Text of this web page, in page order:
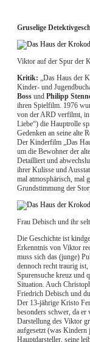
Gruselige
Viktor auf der Spur der
Kritik: „Das Haus der
Kinder- und
Boss und Philipp
ihren Spielfilm. 1976
von der ARD verfilmt,
Liebe“) die Hauptrolle
Gedenken an seine alte
Der Kinderfilm „Das
um die Bewohner der
Detailliert und
ihrer Kulisse und
mal atmosphärisch, mal
Grundstimmung der
Frau Debisch und ihr
Die Geschichte ist
Erkenntnis von Viktor
muss sich das (junge)
dennoch recht traurig
Spurensuche kreuz und
Situation. Auch
Friedrich Debisch und
Der 13-jährige Kristo
besonders schwer, da
Darstellung des Viktor
aufgesetzt (was
Hauptdarsteller, seine